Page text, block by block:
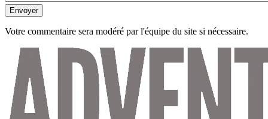
Envoyer
Votre commentaire sera modéré par l'équipe du site si nécessaire.